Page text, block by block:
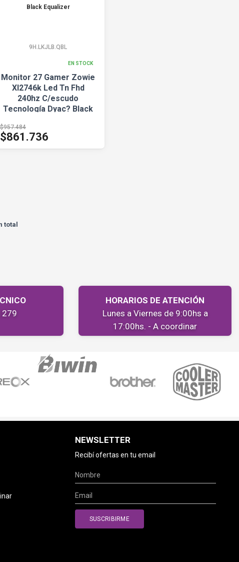
9H.LKJLB.QBL
EN STOCK
Monitor 27 Gamer Zowie
Xl2746k Led Tn Fhd
240hz C/escudo
Tecnología Dyac? Black
$957.484
$861.736
total
HORARIOS DE ATENCIÓN
Lunes a Viernes de 9:00hs a
17:00hs. - A coordinar
NEWSLETTER
Recibí ofertas en tu email